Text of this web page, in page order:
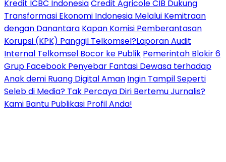
Kredit ICBC IndonesiaCredit Agricole CIB Dukung
Transformasi Ekonomi Indonesia Melalui Kemitraan
dengan Danantara Kapan Komisi Pemberantasan
Korupsi (KPK) Panggil Telkomsel?Laporan Audit
Internal Telkomsel Bocor ke Publik Pemerintah Blokir 6
Grup Facebook Penyebar Fantasi Dewasa terhadap
Anak demi Ruang Digital Aman Ingin Tampil Seperti
Seleb di Media? Tak Percaya Diri Bertemu Jurnalis?
Kami Bantu Publikasi Profil Anda!